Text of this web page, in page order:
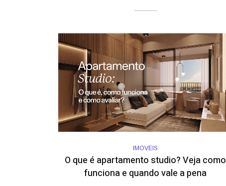
IMOVEIS
O que é apartamento studio? Veja como
funciona e quando vale a pena